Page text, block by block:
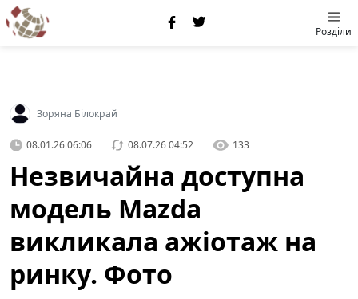
Розділи
Зоряна Білокрай
08.01.26 06:06 08.07.26 04:52 133
Незвичайна доступна
модель Mazda
викликала ажіотаж на
ринку. Фото